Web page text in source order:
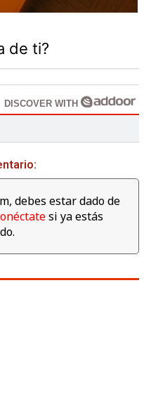
de ti?
DISCOVER WITH
debes estar dado de
si ya estás